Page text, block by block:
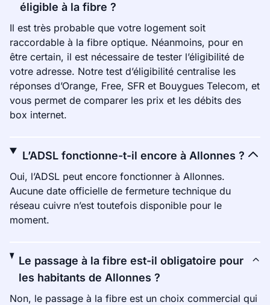
éligible à la fibre ?
Il est très probable que votre logement soit
raccordable à la fibre optique. Néanmoins, pour en
être certain, il est nécessaire de tester l’éligibilité de
votre adresse. Notre test d’éligibilité centralise les
réponses d’Orange, Free, SFR et Bouygues Telecom, et
vous permet de comparer les prix et les débits des
box internet.
L’ADSL fonctionne-t-il encore à Allonnes ?
Oui, l’ADSL peut encore fonctionner à Allonnes.
Aucune date officielle de fermeture technique du
réseau cuivre n’est toutefois disponible pour le
moment.
Le passage à la fibre est-il obligatoire pour
les habitants de Allonnes ?
Non, le passage à la fibre est un choix commercial qui